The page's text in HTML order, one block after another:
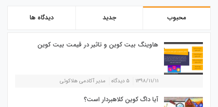
محبوب جدید دیدگاه ها
هاوینگ بیت کوین و تاثیر در قیمت بیت کوین
۱۳۹۸/۱۱/۱۱ ۵ دیدگاه مدیر آکادمی هلاکوئی
آیا داگ کوین کلاهبردار است؟